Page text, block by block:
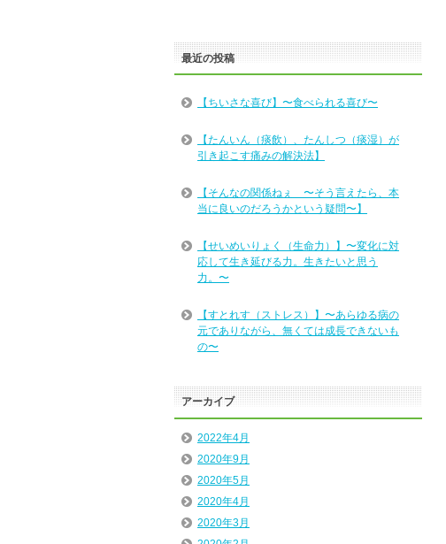
最近の投稿
【ちいさな喜び】〜食べられる喜び〜
【たんいん（痰飲）、たんしつ（痰湿）が
引き起こす痛みの解決法】
【そんなの関係ねぇ 〜そう言えたら、本
当に良いのだろうかという疑問〜】
【せいめいりょく（生命力）】〜変化に対
応して生き延びる力。生きたいと思う
力。〜
【すとれす（ストレス）】〜あらゆる病の
元でありながら、無くては成長できないも
の〜
アーカイブ
2022年4月
2020年9月
2020年5月
2020年4月
2020年3月